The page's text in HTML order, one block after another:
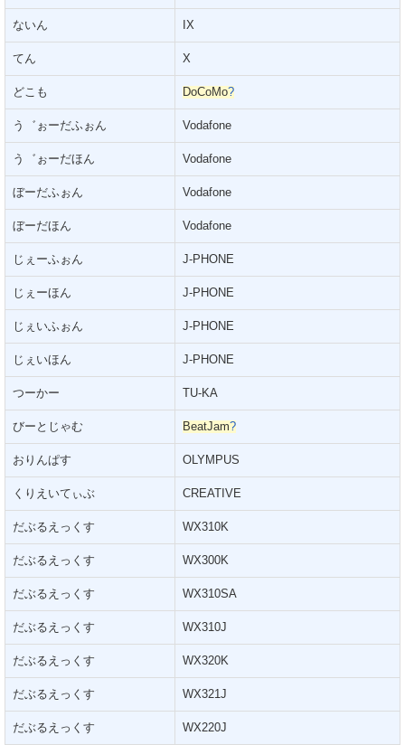
ないん IX
てん X
どこも DoCoMo?
う゛ぉーだふぉん Vodafone
う゛ぉーだほん Vodafone
ぼーだふぉん Vodafone
ぼーだほん Vodafone
じぇーふぉん J-PHONE
じぇーほん J-PHONE
じぇいふぉん J-PHONE
じぇいほん J-PHONE
つーかー TU-KA
びーとじゃむ BeatJam?
おりんぱす OLYMPUS
くりえいてぃぶ CREATIVE
だぶるえっくす WX310K
だぶるえっくす WX300K
だぶるえっくす WX310SA
だぶるえっくす WX310J
だぶるえっくす WX320K
だぶるえっくす WX321J
だぶるえっくす WX220J